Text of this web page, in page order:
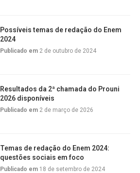
Possíveis temas de redação do Enem
2024
Publicado em 2 de outubro de 2024
Resultados da 2ª chamada do Prouni
2026 disponíveis
Publicado em 2 de março de 2026
Temas de redação do Enem 2024:
questões sociais em foco
Publicado em 18 de setembro de 2024